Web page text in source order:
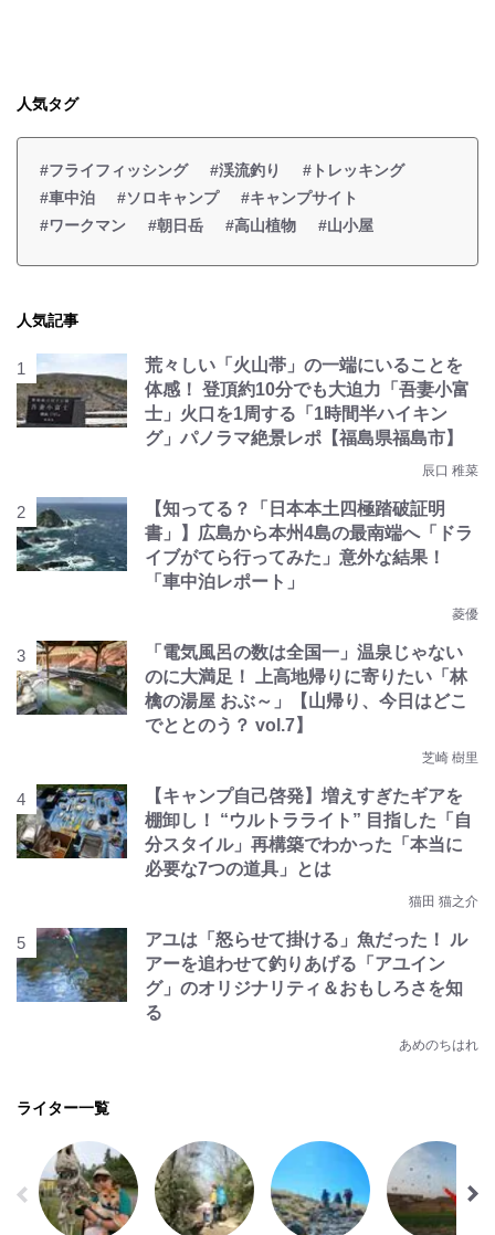
人気タグ
#フライフィッシング #渓流釣り
#トレッキング
#車中泊
#ソロキャンプ
#キャンプサイト
#ワークマン
#朝日岳 #高山植物 #山小屋
人気記事
荒々しい「火山帯」の一端にいることを
体感！ 登頂約10分でも大迫力「吾妻小富
士」火口を1周する「1時間半ハイキン
グ」パノラマ絶景レポ【福島県福島市】
辰口 稚菜
【知ってる？「日本本土四極踏破証明
書」】広島から本州4島の最南端へ「ドラ
イブがてら行ってみた」意外な結果！
「車中泊レポート」
菱優
「電気風呂の数は全国一」温泉じゃない
のに大満足！ 上高地帰りに寄りたい「林
檎の湯屋 おぶ～」【山帰り、今日はどこ
でととのう？ vol.7】
芝崎 樹里
【キャンプ自己啓発】増えすぎたギアを
棚卸し！ “ウルトラライト” 目指した「自
分スタイル」再構築でわかった「本当に
必要な7つの道具」とは
猫田 猫之介
アユは「怒らせて掛ける」魚だった！ ル
アーを追わせて釣りあげる「アユイン
グ」のオリジナリティ＆おもしろさを知
る
あめのちはれ
ライター一覧